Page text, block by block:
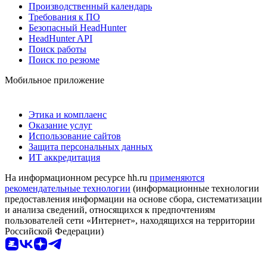
Производственный календарь
Требования к ПО
Безопасный HeadHunter
HeadHunter API
Поиск работы
Поиск по резюме
Мобильное приложение
Этика и комплаенс
Оказание услуг
Использование сайтов
Защита персональных данных
ИТ аккредитация
На информационном ресурсе hh.ru применяются
рекомендательные технологии (информационные технологии
предоставления информации на основе сбора, систематизации
и анализа сведений, относящихся к предпочтениям
пользователей сети «Интернет», находящихся на территории
Российской Федерации)